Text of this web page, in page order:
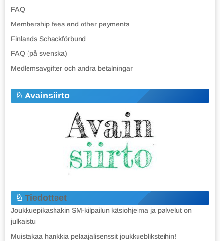
FAQ
Membership fees and other payments
Finlands Schackförbund
FAQ (på svenska)
Medlemsavgifter och andra betalningar
Avainsiirto
Tiedotteet
Joukkuepikashakin SM-kilpailun käsiohjelma ja palvelut on
julkaistu
Muistakaa hankkia pelaajalisenssit joukkuebliksteihin!